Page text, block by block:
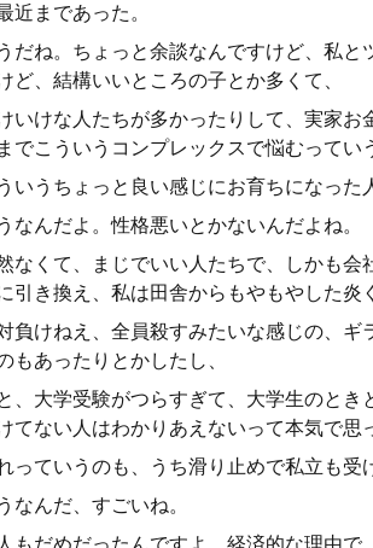
近まであった。
だね。ちょっと余談なんですけど、私
ど、結構いいところの子とか多くて、
いけな人たちが多かったりして、実家
でこういうコンプレックスで悩むってい
いうちょっと良い感じにお育ちになった
なんだよ。性格悪いとかないんだよね。
なくて、まじでいい人たちで、しかも
引き換え、私は田舎からもやもやした炎
負けねえ、全員殺すみたいな感じの、
もあったりとかしたし、
、大学受験がつらすぎて、大学生のと
てない人はわかりあえないって本気で思
っていうのも、うち滑り止めで私立も受
なんだ、すごいね。